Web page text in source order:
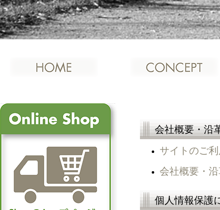
会社概要・沿
サイトのご
会社概要・
個人情報保護